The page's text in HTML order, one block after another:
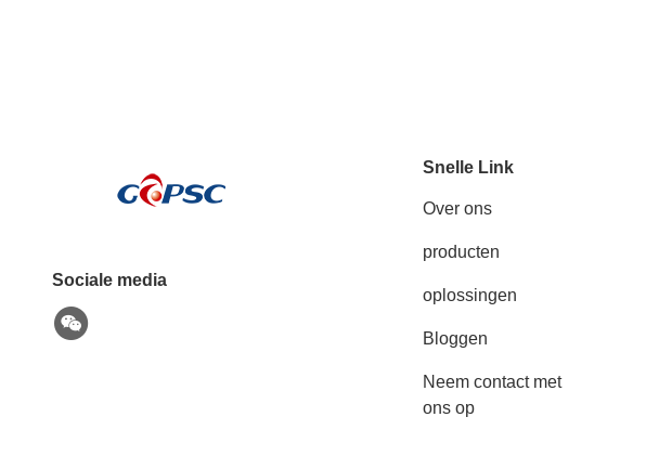
Sociale media
Snelle Link
Over ons
producten
oplossingen
Bloggen
Neem contact met
ons op